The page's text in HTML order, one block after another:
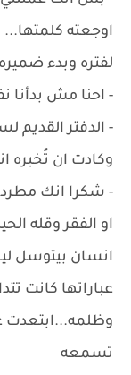
اوجعته كلمتها...
لفتره وبدء
- احنا مش بدأنا
- الدفتر القديم
وكادت ان تُخبره
- شكرا انك
او الفقر وقله
انسان بيتوسل
عباراتها كانت
وظلمه...ابتعدت
تسمعه